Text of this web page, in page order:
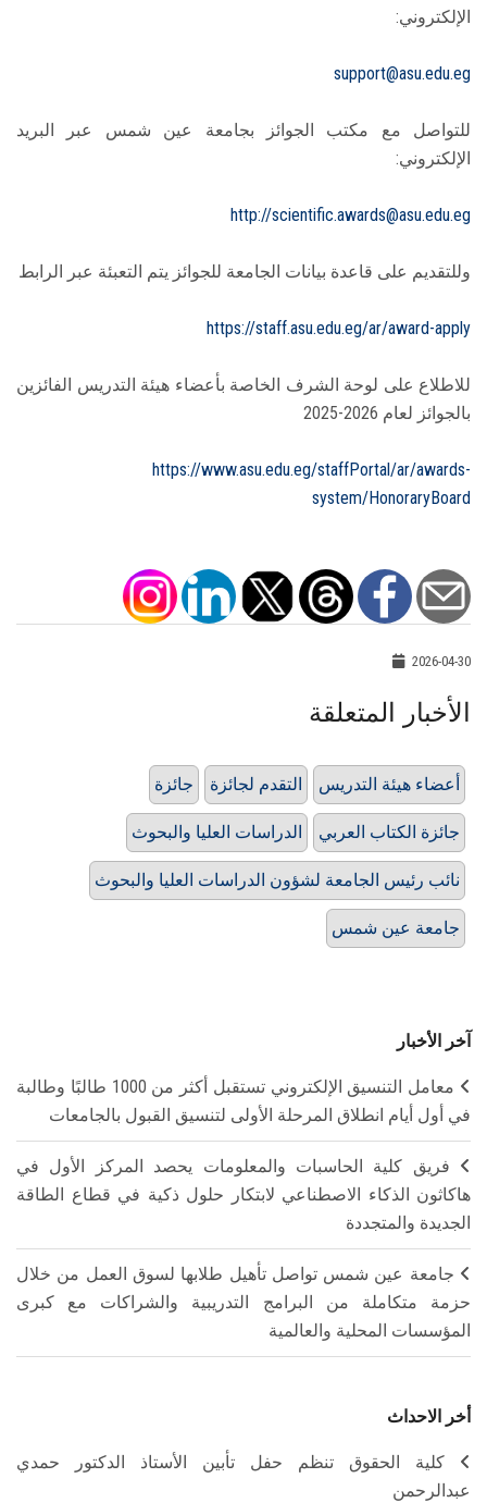
الإلكتروني:
support@asu.edu.eg
للتواصل مع مكتب الجوائز بجامعة عين شمس عبر البريد
الإلكتروني:
http://scientific.awards@asu.edu.eg
وللتقديم على قاعدة بيانات الجامعة للجوائز يتم التعبئة عبر الرابط
https://staff.asu.edu.eg/ar/award-apply
للاطلاع على لوحة الشرف الخاصة بأعضاء هيئة التدريس الفائزين
بالجوائز لعام 2026-2025
https://www.asu.edu.eg/staffPortal/ar/awards-
system/HonoraryBoard
2026-04-30
الأخبار المتعلقة
جائزة التقدم لجائزة أعضاء هيئة التدريس
الدراسات العليا والبحوث جائزة الكتاب العربي
نائب رئيس الجامعة لشؤون الدراسات العليا والبحوث
جامعة عين شمس
آخر الأخبار
معامل التنسيق الإلكتروني تستقبل أكثر من 1000 طالبًا وطالبة
في أول أيام انطلاق المرحلة الأولى لتنسيق القبول بالجامعات
فريق كلية الحاسبات والمعلومات يحصد المركز الأول في
هاكاثون الذكاء الاصطناعي لابتكار حلول ذكية في قطاع الطاقة
الجديدة والمتجددة
جامعة عين شمس تواصل تأهيل طلابها لسوق العمل من خلال
حزمة متكاملة من البرامج التدريبية والشراكات مع كبرى
المؤسسات المحلية والعالمية
أخر الاحداث
كلية الحقوق تنظم حفل تأبين الأستاذ الدكتور حمدي
عبدالرحمن